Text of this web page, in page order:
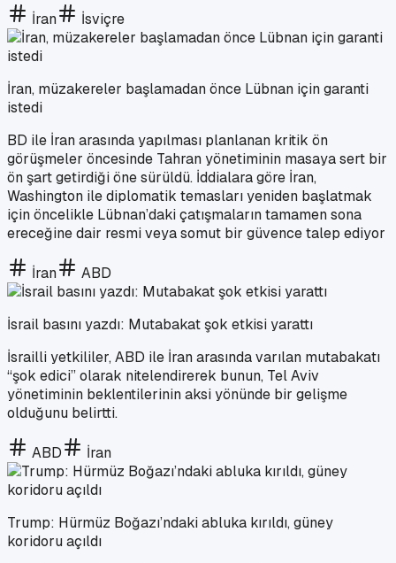
İran İsviçre
İran, müzakereler başlamadan önce Lübnan için garanti
istedi
BD ile İran arasında yapılması planlanan kritik ön
görüşmeler öncesinde Tahran yönetiminin masaya sert bir
ön şart getirdiği öne sürüldü. İddialara göre İran,
Washington ile diplomatik temasları yeniden başlatmak
için öncelikle Lübnan’daki çatışmaların tamamen sona
ereceğine dair resmi veya somut bir güvence talep ediyor
İran ABD
İsrail basını yazdı: Mutabakat şok etkisi yarattı
İsrailli yetkililer, ABD ile İran arasında varılan mutabakatı
“şok edici” olarak nitelendirerek bunun, Tel Aviv
yönetiminin beklentilerinin aksi yönünde bir gelişme
olduğunu belirtti.
ABD İran
Trump: Hürmüz Boğazı’ndaki abluka kırıldı, güney
koridoru açıldı